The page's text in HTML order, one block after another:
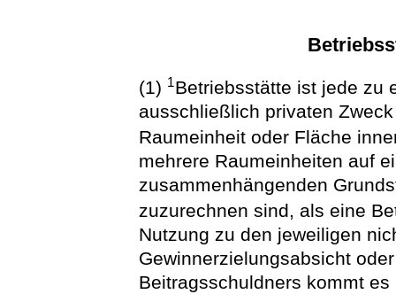
(1) 1Betriebsstätte ist jede zu
ausschließlich privaten
Raumeinheit oder Fläche
mehrere Raumeinheiten auf
zusammenhängenden
zuzurechnen sind, als eine
Nutzung zu den jeweiligen
Gewinnerzielungsabsicht
Beitragsschuldners kommt es